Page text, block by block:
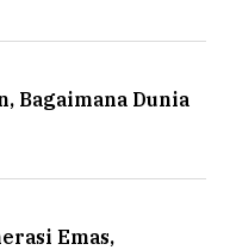
Bagaimana Dunia
Emas,